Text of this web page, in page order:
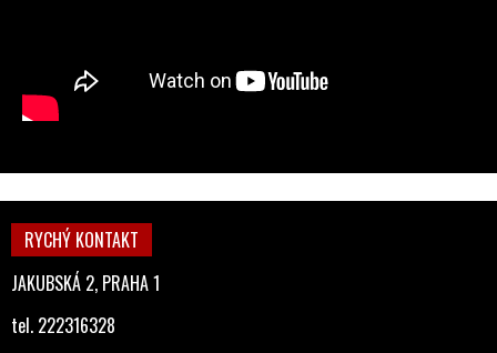
RYCHÝ KONTAKT
JAKUBSKÁ 2, PRAHA 1
tel. 222316328